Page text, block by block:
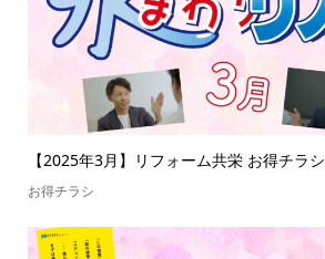
【2025年3月】リフォーム共栄 お得チラシ
お得チラシ